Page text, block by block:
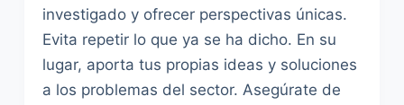
investigado y ofrecer perspectivas únicas.
Evita repetir lo que ya se ha dicho. En su
lugar, aporta tus propias ideas y soluciones
a los problemas del sector. Asegúrate de